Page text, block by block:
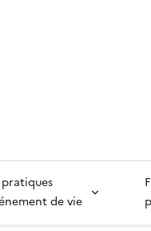
pratiques
de vie